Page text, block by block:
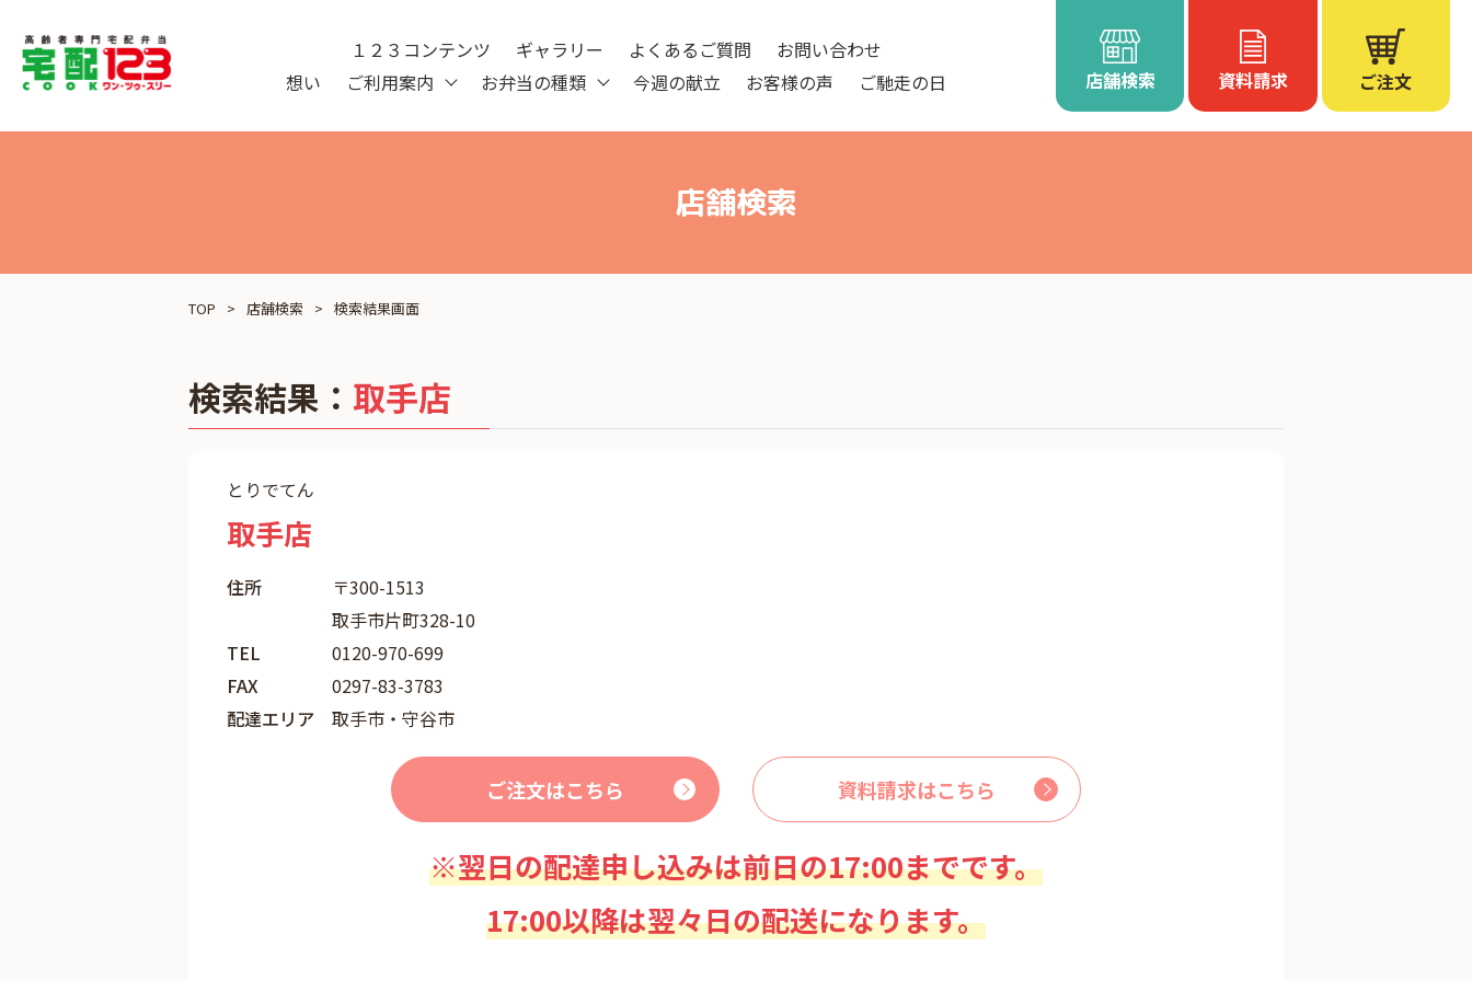
想い ご利用案内 お弁当の種類 今週の献立 お客様の声 ご馳走の日
１２３コンテンツ ギャラリー よくあるご質問
お問い合わせ
店舗検索
資料請求 ご注文
店舗検索
TOP 店舗検索 検索結果画面
検索結果： 取手店
とりでてん
取手店
住所
〒300-1513
取手市片町328-10
TEL
0120-970-699
FAX
0297-83-3783
配達エリア
取手市・守谷市
ご注文はこちら 資料請求はこちら
※翌日の配達申し込みは前日の17:00までです。
17:00以降は翌々日の配送になります。